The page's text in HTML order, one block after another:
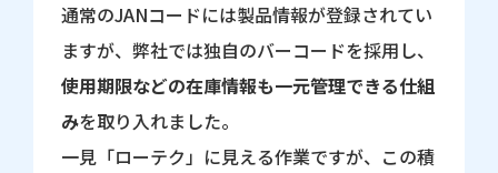
通常のJANコードには製品情報が登録されてい
ますが、弊社では独自のバーコードを採用し、
使用期限などの在庫情報も一元管理できる仕組
みを取り入れました。
一見「ローテク」に見える作業ですが、この積